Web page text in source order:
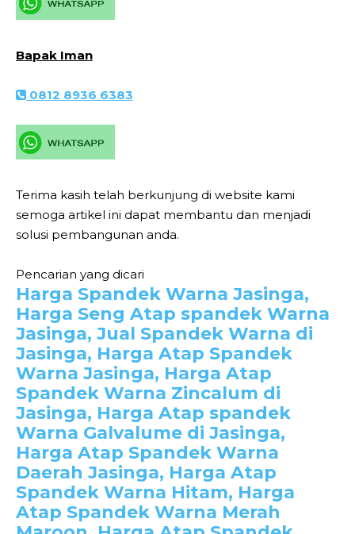
Bapak Iman
0812 8936 6383
Terima kasih telah berkunjung di website kami
semoga artikel ini dapat membantu dan menjadi
solusi pembangunan anda.
Pencarian yang dicari
Harga Spandek Warna Jasinga,
Harga Seng Atap spandek Warna
Jasinga, Jual Spandek Warna di
Jasinga, Harga Atap Spandek
Warna Jasinga, Harga Atap
Spandek Warna Zincalum di
Jasinga, Harga Atap spandek
Warna Galvalume di Jasinga,
Harga Atap Spandek Warna
Daerah Jasinga, Harga Atap
Spandek Warna Hitam, Harga
Atap Spandek Warna Merah